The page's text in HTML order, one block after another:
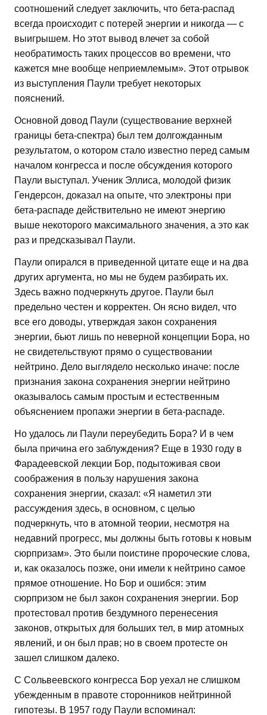
соотношений следует заключить, что бета-распад
всегда происходит с потерей энергии и никогда — с
выигрышем. Но этот вывод влечет за собой
необратимость таких процессов во времени, что
кажется мне вообще неприемлемым». Этот отрывок
из выступления Паули требует некоторых
пояснений.
Основной довод Паули (существование верхней
границы бета-спектра) был тем долгожданным
результатом, о котором стало известно перед самым
началом конгресса и после обсуждения которого
Паули выступал. Ученик Эллиса, молодой физик
Гендерсон, доказал на опыте, что электроны при
бета-распаде действительно не имеют энергию
выше некоторого максимального значения, а это как
раз и предсказывал Паули.
Паули опирался в приведенной цитате еще и на два
других аргумента, но мы не будем разбирать их.
Здесь важно подчеркнуть другое. Паули был
предельно честен и корректен. Он ясно видел, что
все его доводы, утверждая закон сохранения
энергии, бьют лишь по неверной концепции Бора, но
не свидетельствуют прямо о существовании
нейтрино. Дело выглядело несколько иначе: после
признания закона сохранения энергии нейтрино
оказывалось самым простым и естественным
объяснением пропажи энергии в бета-распаде.
Но удалось ли Паули переубедить Бора? И в чем
была причина его заблуждения? Еще в 1930 году в
Фарадеевской лекции Бор, подытоживая свои
соображения в пользу нарушения закона
сохранения энергии, сказал: «Я наметил эти
рассуждения здесь, в основном, с целью
подчеркнуть, что в атомной теории, несмотря на
недавний прогресс, мы должны быть готовы к новым
сюрпризам». Это были поистине пророческие слова,
и, как оказалось позже, они имели к нейтрино самое
прямое отношение. Но Бор и ошибся: этим
сюрпризом не был закон сохранения энергии. Бор
протестовал против бездумного перенесения
законов, открытых для больших тел, в мир атомных
явлений, и он был прав; но в своем протесте он
зашел слишком далеко.
С Сольвеевского конгресса Бор уехал не слишком
убежденным в правоте сторонников нейтринной
гипотезы. В 1957 году Паули вспоминал: